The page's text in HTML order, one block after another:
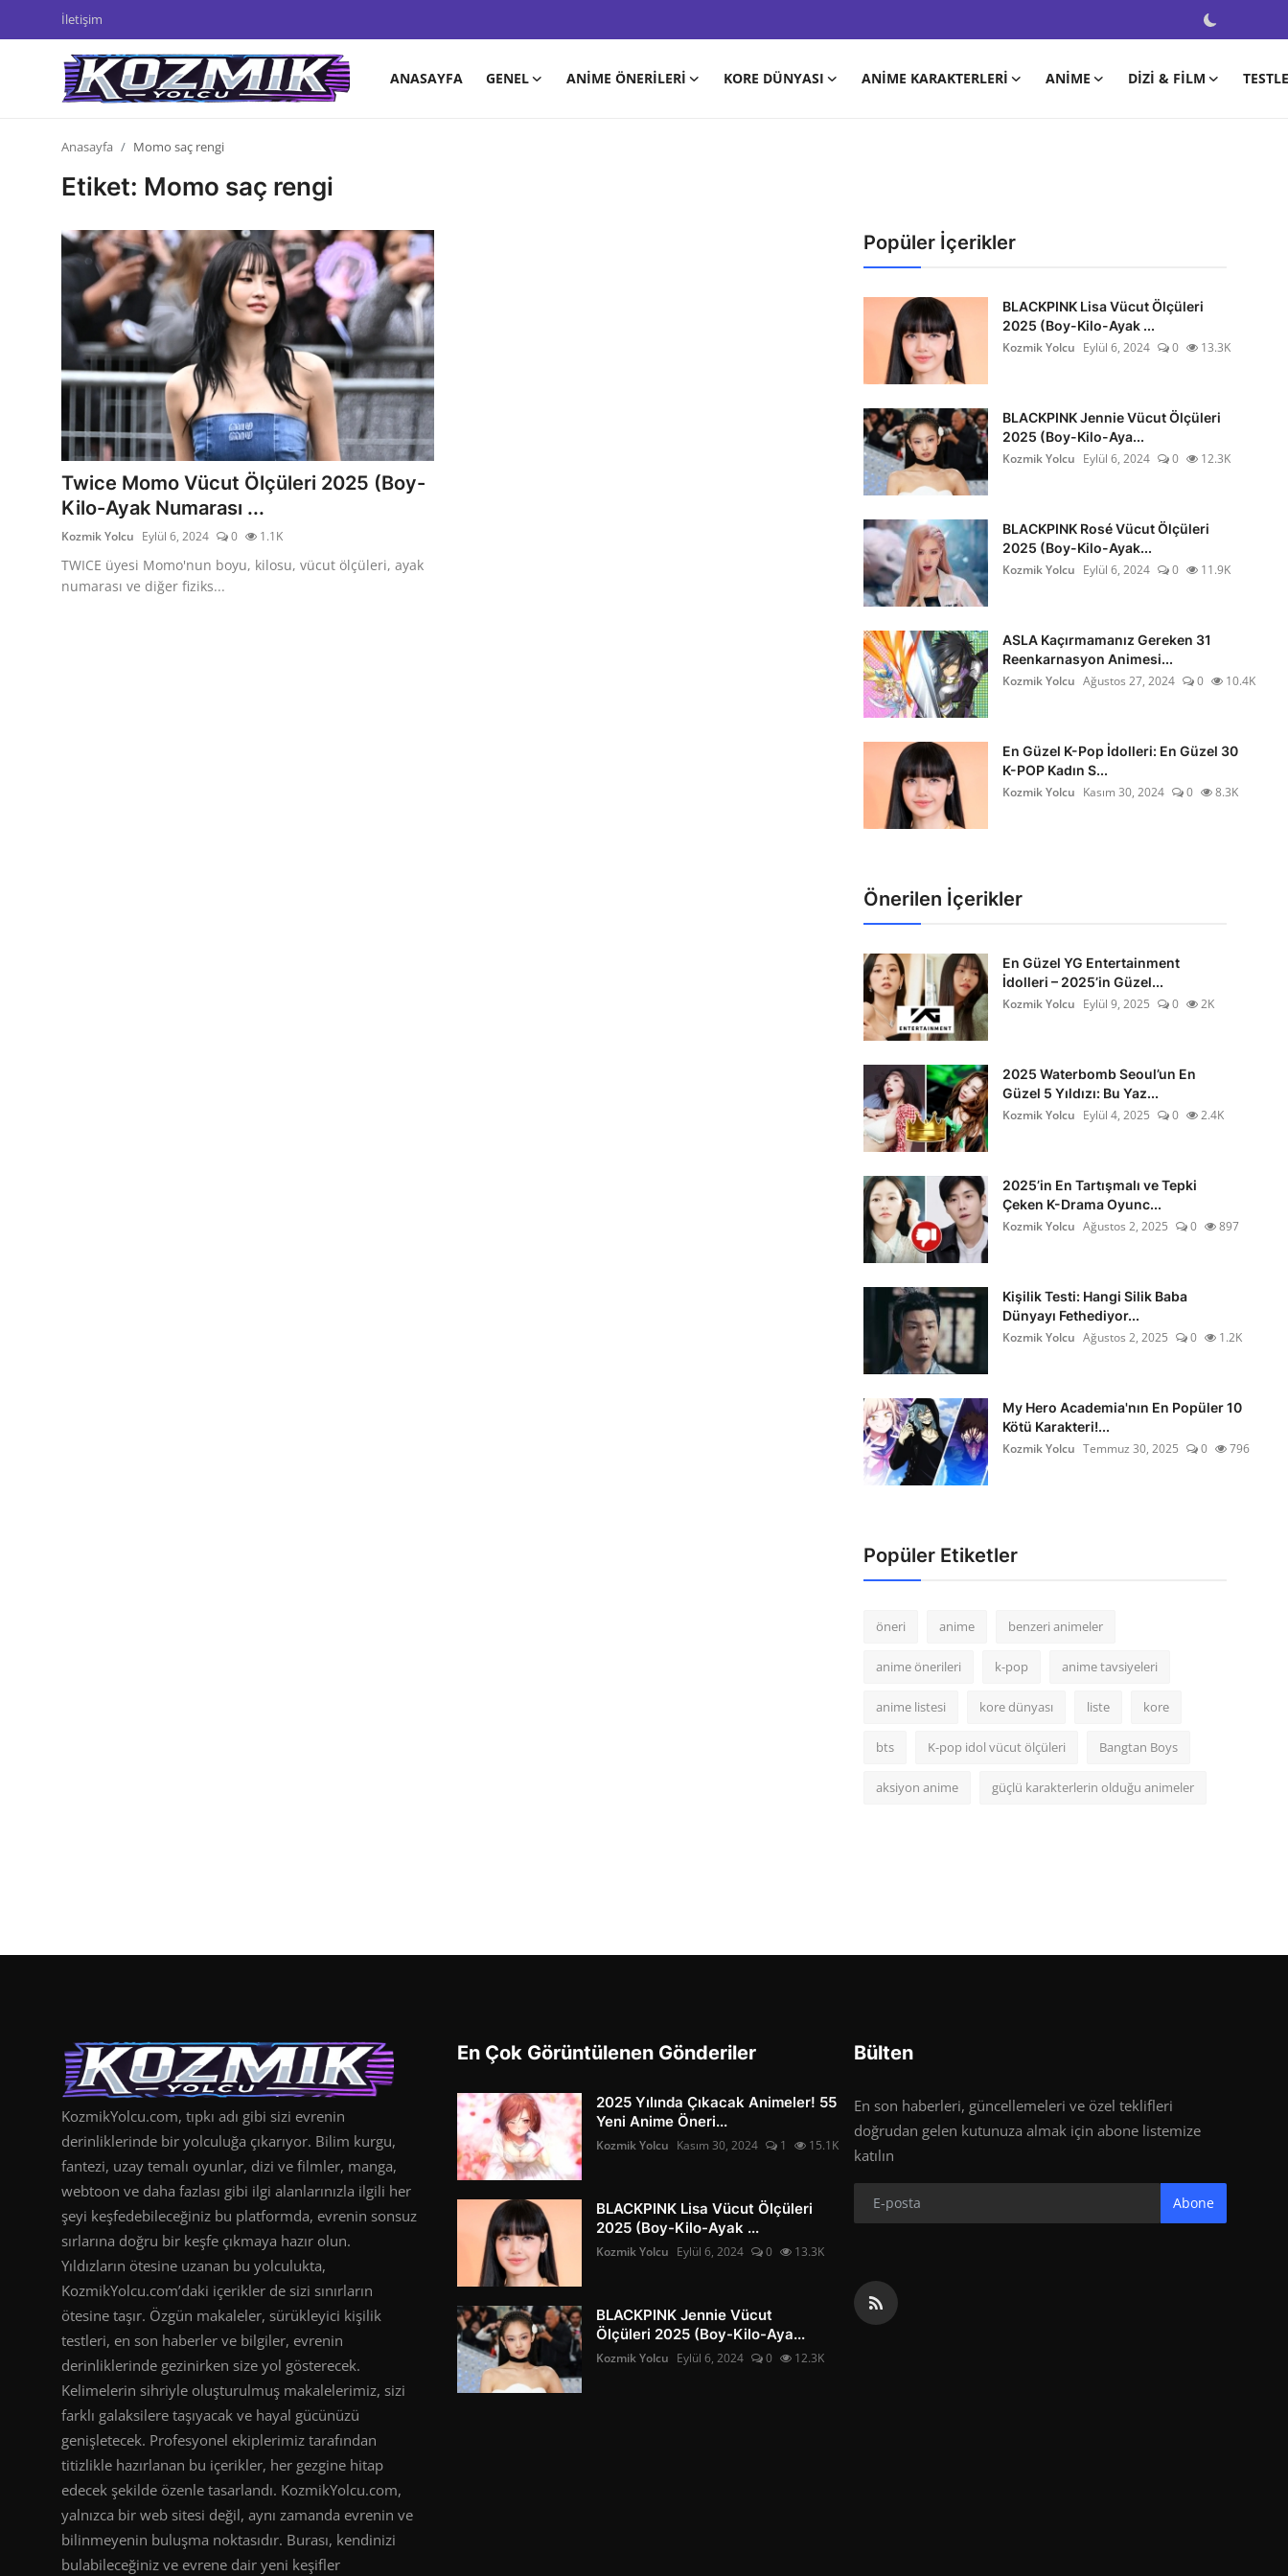
İletişim
ANASAYFA GENEL ANIME ÖNERILERI KORE DÜNYASI ANIME KARAKTERLERI ANIME DIZI & FILM
Anime Önerileri
Kore Dünyası
Anime Karakterleri
Testler
Anasayfa Momo saç rengi
Etiket: Momo saç rengi
Twice Momo Vücut Ölçüleri 2025 (Boy-
Kilo-Ayak Numarası ...
Kozmik Yolcu Eylül 6, 2024 0 1.1K
TWICE üyesi Momo'nun boyu, kilosu, vücut ölçüleri, ayak
numarası ve diğer fiziks...
Popüler İçerikler
BLACKPINK Lisa Vücut Ölçüleri
2025 (Boy-Kilo-Ayak ...
Kozmik Yolcu Eylül 6, 2024 0 13.3K
BLACKPINK Jennie Vücut Ölçüleri
2025 (Boy-Kilo-Aya...
Kozmik Yolcu Eylül 6, 2024 0 12.3K
BLACKPINK Rosé Vücut Ölçüleri
2025 (Boy-Kilo-Ayak...
Kozmik Yolcu Eylül 6, 2024 0 11.9K
ASLA Kaçırmamanız Gereken 31
Reenkarnasyon Animesi...
Kozmik Yolcu Ağustos 27, 2024 0 10.4K
En Güzel K-Pop İdolleri: En Güzel 30
K-POP Kadın S...
Kozmik Yolcu Kasım 30, 2024 0 8.3K
Önerilen İçerikler
En Güzel YG Entertainment
İdolleri – 2025’in Güzel...
Kozmik Yolcu Eylül 9, 2025 0 2K
2025 Waterbomb Seoul’un En
Güzel 5 Yıldızı: Bu Yaz...
Kozmik Yolcu Eylül 4, 2025 0 2.4K
2025’in En Tartışmalı ve Tepki
Çeken K-Drama Oyunc...
Kozmik Yolcu Ağustos 2, 2025 0 897
Kişilik Testi: Hangi Silik Baba
Dünyayı Fethediyor...
Kozmik Yolcu Ağustos 2, 2025 0 1.2K
My Hero Academia'nın En Popüler 10
Kötü Karakteri!...
Kozmik Yolcu Temmuz 30, 2025 0 796
Popüler Etiketler
öneri anime benzeri animeler
anime önerileri k-pop anime tavsiyeleri
anime listesi kore dünyası liste kore
bts K-pop idol vücut ölçüleri Bangtan Boys
aksiyon anime güçlü karakterlerin olduğu animeler
KozmikYolcu.com, tıpkı adı gibi sizi evrenin
derinliklerinde bir yolculuğa çıkarıyor. Bilim kurgu,
fantezi, uzay temalı oyunlar, dizi ve filmler, manga,
webtoon ve daha fazlası gibi ilgi alanlarınızla ilgili her
şeyi keşfedebileceğiniz bu platformda, evrenin sonsuz
sırlarına doğru bir keşfe çıkmaya hazır olun.
Yıldızların ötesine uzanan bu yolculukta,
KozmikYolcu.com’daki içerikler de sizi sınırların
ötesine taşır. Özgün makaleler, sürükleyici kişilik
testleri, en son haberler ve bilgiler, evrenin
derinliklerinde gezinirken size yol gösterecek.
Kelimelerin sihriyle oluşturulmuş makalelerimiz, sizi
farklı galaksilere taşıyacak ve hayal gücünüzü
genişletecek. Profesyonel ekiplerimiz tarafından
titizlikle hazırlanan bu içerikler, her gezgine hitap
edecek şekilde özenle tasarlandı. KozmikYolcu.com,
yalnızca bir web sitesi değil, aynı zamanda evrenin ve
bilinmeyenin buluşma noktasıdır. Burası, kendinizi
bulabileceğiniz ve evrene dair yeni keşifler
En Çok Görüntülenen Gönderiler
2025 Yılında Çıkacak Animeler! 55
Yeni Anime Öneri...
Kozmik Yolcu Kasım 30, 2024 1 15.1K
BLACKPINK Lisa Vücut Ölçüleri
2025 (Boy-Kilo-Ayak ...
Kozmik Yolcu Eylül 6, 2024 0 13.3K
BLACKPINK Jennie Vücut
Ölçüleri 2025 (Boy-Kilo-Aya...
Kozmik Yolcu Eylül 6, 2024 0 12.3K
Bülten
En son haberleri, güncellemeleri ve özel teklifleri
doğrudan gelen kutunuza almak için abone listemize
katılın
Abone